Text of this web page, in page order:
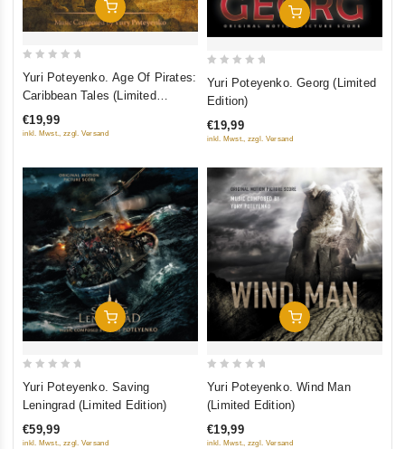
Добавить В Корзину
5
Yuri Poteyenko. Age Of Pirates:
Caribbean Tales (Limited
Edition)
€19,99
inkl. Mwst., zzgl. Versand
Добавить В Корзину
5
Yuri Poteyenko. Georg (Limited
Edition)
€19,99
inkl. Mwst., zzgl. Versand
Добавить В Корзину
5
Yuri Poteyenko. Saving
Leningrad (Limited Edition)
€59,99
inkl. Mwst., zzgl. Versand
Добавить В Корзину
5
Yuri Poteyenko. Wind Man
(Limited Edition)
€19,99
inkl. Mwst., zzgl. Versand